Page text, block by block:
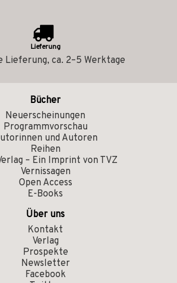
Lieferung
Lieferung, ca. 2–5 Werktage
Bücher
Neuerscheinungen
Programmvorschau
und Autoren
Reihen
– Ein Imprint von TVZ
Vernissagen
Open Access
E-Books
Über uns
Kontakt
Verlag
Prospekte
Newsletter
Facebook